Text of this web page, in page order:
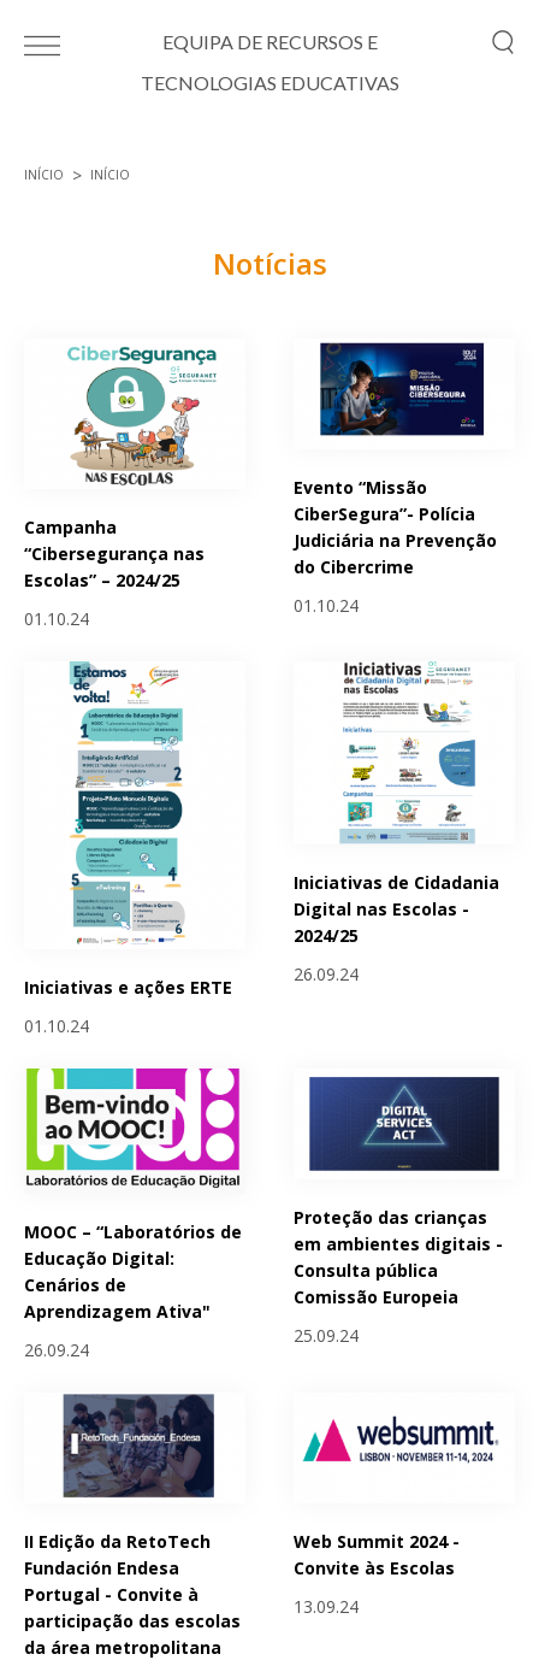
EQUIPA DE RECURSOS E
TECNOLOGIAS EDUCATIVAS
INÍCIO INÍCIO
Notícias
Campanha
“Cibersegurança nas
Escolas” – 2024/25
01.10.24
Evento “Missão
CiberSegura”- Polícia
Judiciária na Prevenção
do Cibercrime
01.10.24
Iniciativas e ações ERTE
01.10.24
Iniciativas de Cidadania
Digital nas Escolas -
2024/25
26.09.24
MOOC – “Laboratórios de
Educação Digital:
Cenários de
Aprendizagem Ativa"
26.09.24
Proteção das crianças
em ambientes digitais -
Consulta pública
Comissão Europeia
25.09.24
II Edição da RetoTech
Fundación Endesa
Portugal - Convite à
participação das escolas
da área metropolitana
Web Summit 2024 -
Convite às Escolas
13.09.24
Páginas